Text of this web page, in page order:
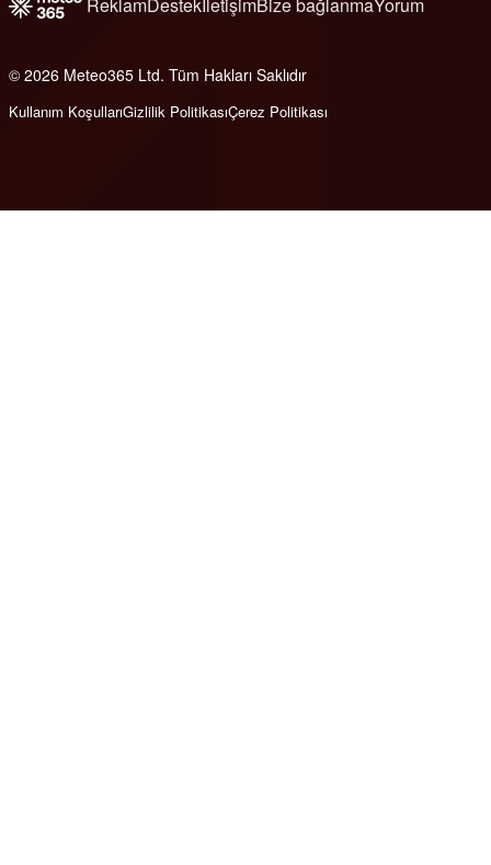
© 2026 Meteo365 Ltd. Tüm Hakları Saklıdır
Kullanım KoşullarıGizlilik PolitikasıÇerez Politikası